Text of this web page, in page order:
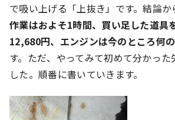
で吸い上げる「上抜き」です。結論か
作業はおよそ1時間、買い足した道具
12,680円、エンジンは今のところ何
す。ただ、やってみて初めて分かっ
した。順番に書いていきます。